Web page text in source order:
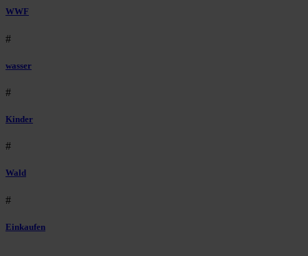
WWF
#
wasser
#
Kinder
#
Wald
#
Einkaufen